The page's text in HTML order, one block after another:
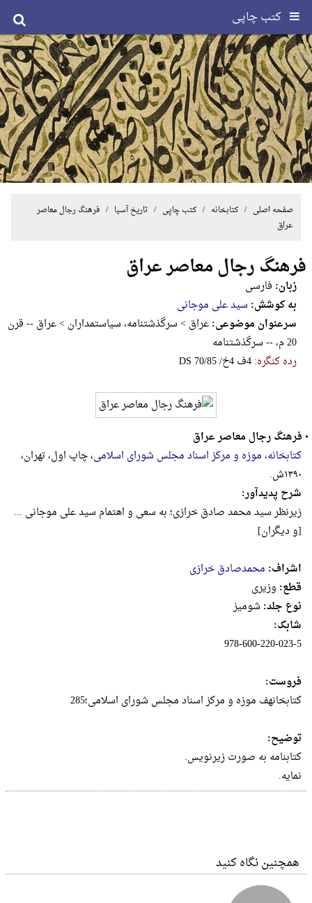
کتب چاپی
صفحه اصلی / کتابخانه /کتب چاپی /تاریخ آسیا / فرهنگ رجال معاصر
عراق
فرهنگ رجال معاصر عراق
زبان: فارسی
به کوشش: سید علی موجانی
سرعنوان موضوعی:عراق > سرگذشتنامه، سیاستمداران > عراق -- قرن
20 م، -- سرگذشتنامه
رده کنگره:‎D‎S‎ ‎7‎0‎/‎8‎5‎ ‎/‎خ‎4‎ ‎ف‎4
•فرهنگ رجال معاصر عراق
کتابخانه، موزه و مرکز اسناد مجلس شورای اسلامی، چاپ اول، تهران،
۱۳۹۰ش.
شرح پدیدآور:
زیرنظر سید محمد صادق خرازی؛ به سعی و اهتمام سید علی موجانی ...
[و دیگران]
اشراف: محمدصادق خرازی
قطع: وزيرى
نوع جلد: شومیز
شابک:
978-600-220-023-5
فروست:
کتابخانهف موزه و مرکز اسناد مجلس شورای اسلامی؛285
توضیح:
کتابنامه به صورت زیرنویس.
نمایه.
همچنین نگاه کنید